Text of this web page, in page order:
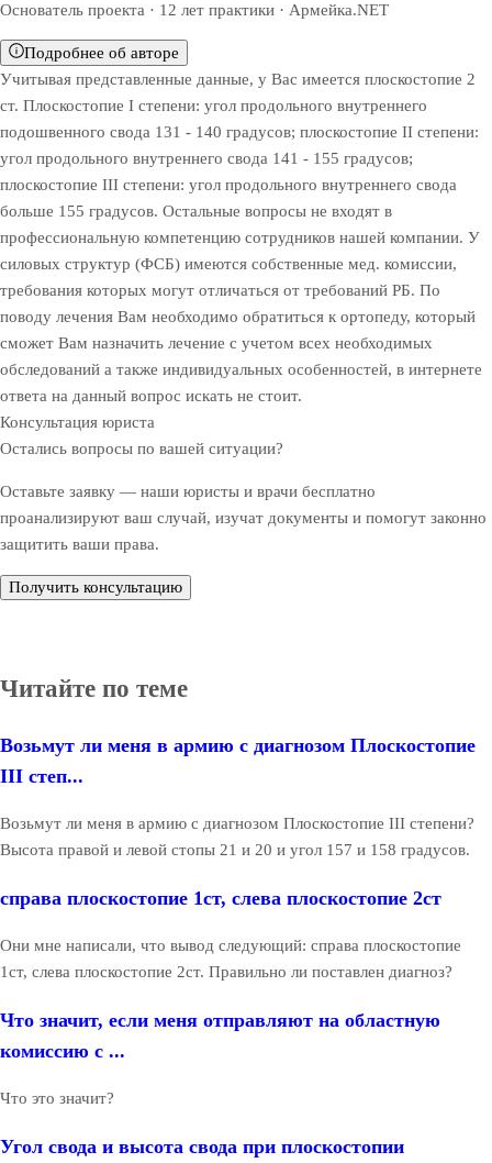
Основатель проекта · 12 лет практики · Армейка.NET
Подробнее об авторе
Учитывая представленные данные, у Вас имеется плоскостопие 2
ст. Плоскостопие I степени: угол продольного внутреннего
подошвенного свода 131 - 140 градусов; плоскостопие II степени:
угол продольного внутреннего свода 141 - 155 градусов;
плоскостопие III степени: угол продольного внутреннего свода
больше 155 градусов. Остальные вопросы не входят в
профессиональную компетенцию сотрудников нашей компании. У
силовых структур (ФСБ) имеются собственные мед. комиссии,
требования которых могут отличаться от требований РБ. По
поводу лечения Вам необходимо обратиться к ортопеду, который
сможет Вам назначить лечение с учетом всех необходимых
обследований а также индивидуальных особенностей, в интернете
ответа на данный вопрос искать не стоит.
Консультация юриста
Остались вопросы по вашей ситуации?
Оставьте заявку — наши юристы и врачи бесплатно
проанализируют ваш случай, изучат документы и помогут законно
защитить ваши права.
Получить консультацию
Читайте по теме
Возьмут ли меня в армию с диагнозом Плоскостопие
III степ...
Возьмут ли меня в армию с диагнозом Плоскостопие III степени?
Высота правой и левой стопы 21 и 20 и угол 157 и 158 градусов.
справа плоскостопие 1ст, слева плоскостопие 2ст
Они мне написали, что вывод следующий: справа плоскостопие
1ст, слева плоскостопие 2ст. Правильно ли поставлен диагноз?
Что значит, если меня отправляют на областную
комиссию с ...
Что это значит?
Угол свода и высота свода при плоскостопии